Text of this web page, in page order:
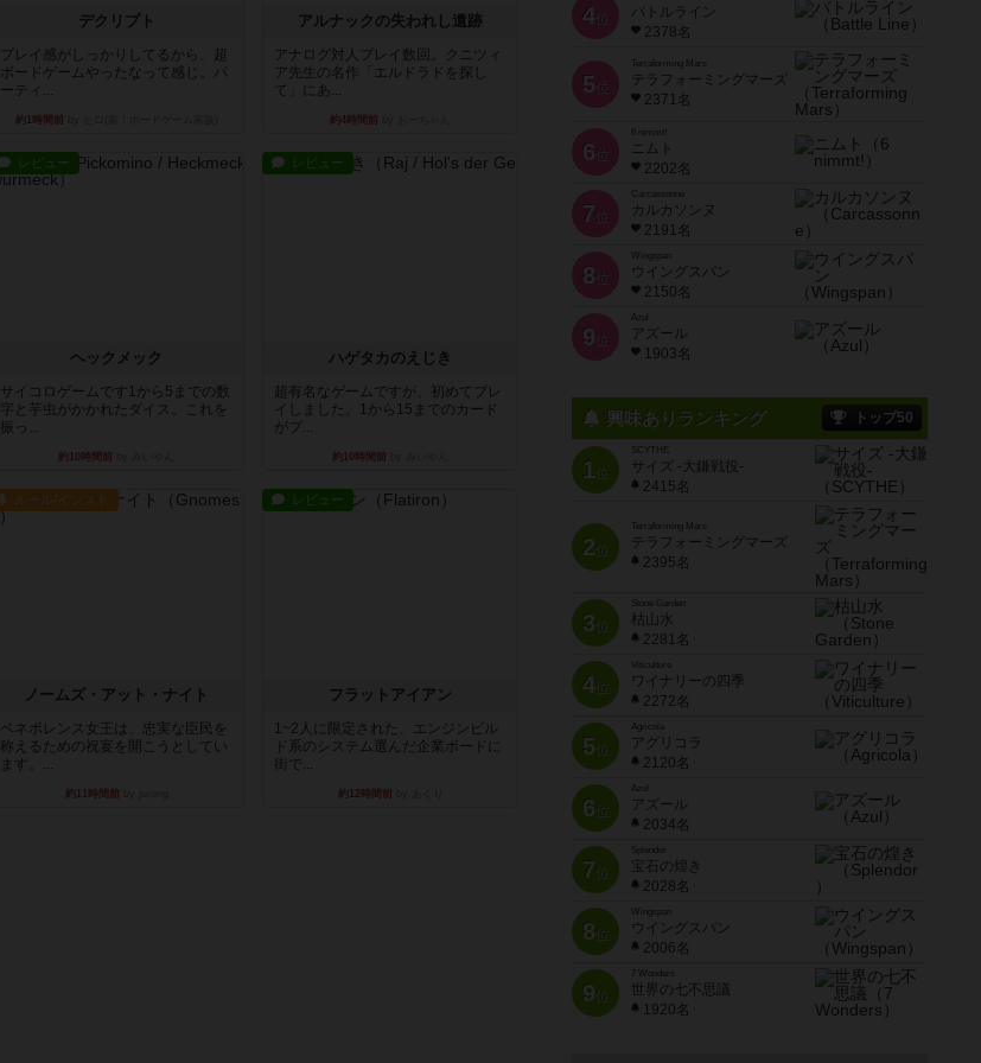
デクリプト
プレイ感がしっかりしてるから、超
ボードゲームやったなって感じ。パ
ーティ...
約1時間前
アルナックの失われし遺跡
アナログ対人プレイ数回。クニツィ
ア先生の名作「エルドラドを探し
て」にあ...
約4時間前
レビュー
ヘックメック
サイコロゲームです1から5までの数
字と芋虫がかかれたダイス。これを
振っ...
約10時間前
レビュー
ハゲタカのえじき
超有名なゲームですが、初めてプレ
イしました。1から15までのカード
がプ...
約10時間前
ルール/インスト
ノームズ・アット・ナイト
ベネボレンス女王は、忠実な臣民を
称えるための祝宴を開こうとしてい
ます。...
約11時間前
レビュー
フラットアイアン
1~2人に限定された、エンジンビル
ド系のシステム選んだ企業ボードに
街で...
約12時間前
4位
バトルライン
2378名
5 位
Terraforming Mars
テラフォーミングマーズ
2371名
6 位
ニムト
2202名
7 位
Carcassonne
カルカソンヌ
2191名
8 位
Wingspan
ウイングスパン
2150名
9 位
Azul
アズール
1903名
興味ありランキング トップ50
1位
SCYTHE
サイズ -大鎌戦役-
2415名
2位
Terraforming Mars
テラフォーミングマーズ
2395名
3位
Stone Garden
枯山水
2281名
4位
Viticulture
ワイナリーの四季
2272名
5位
Agricola
アグリコラ
2120名
6位
Azul
アズール
2034名
7位
宝石の煌き
2028名
8位
Wingspan
ウイングスパン
2006名
9位
7 Wonders
世界の七不思議
1920名